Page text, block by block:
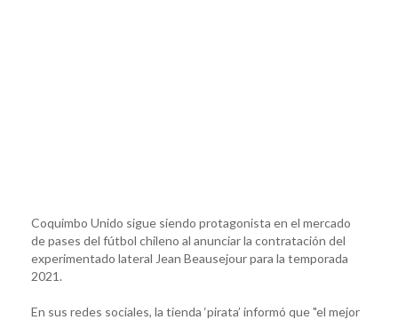
Coquimbo Unido sigue siendo protagonista en el mercado
de pases del fútbol chileno al anunciar la contratación del
experimentado lateral Jean Beausejour para la temporada
2021.
En sus redes sociales, la tienda ‘pirata’ informó que "el mejor